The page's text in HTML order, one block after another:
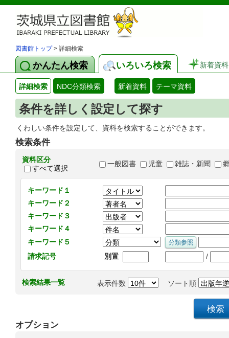
図書館トップ> 詳細検索
かんたん検索 いろいろ検索 新着資料
詳細検索 NDC分類検索 新着資料 テーマ資料
条件を詳しく設定して探す
くわしい条件を設定して、資料を検索することができます。
検索条件
資料区分
すべて選択
一般図書 児童 雑誌・新聞
キーワード１
キーワード２
キーワード３
キーワード４
キーワード５
請求記号
別置 /
検索結果一覧 表示件数 ソート順
オプション